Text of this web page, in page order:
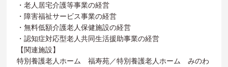
・老人居宅介護等事業の経営
・障害福祉サービス事業の経営
・無料低額介護老人保健施設の経営
・認知症対応型老人共同生活援助事業の経営
【関連施設】
特別養護老人ホーム 福寿苑／特別養護老人ホーム みのわ